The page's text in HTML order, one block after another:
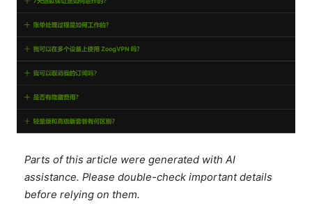
Parts of this article were generated with AI
assistance. Please double-check important details
before relying on them.